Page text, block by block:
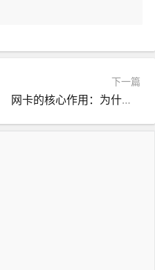
下一篇
网卡的核心作用：为什么我们的电脑需要它？